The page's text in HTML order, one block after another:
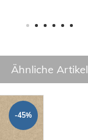
Ähnliche Artikel
-45%